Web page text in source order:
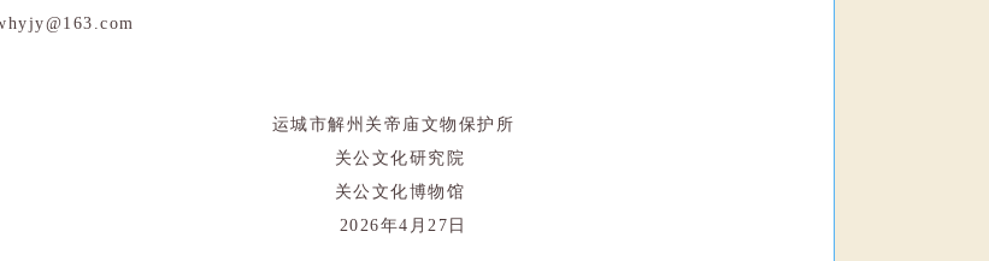
运城市解州关帝庙文物保护所
关公文化研究院
关公文化博物馆
2026年4月27日